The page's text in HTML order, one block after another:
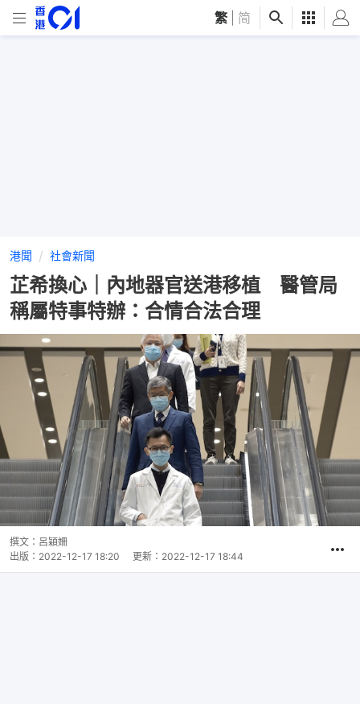
繁 简
港聞 社會新聞
芷希換心｜內地器官送港移植 醫管局
稱屬特事特辦：合情合法合理
撰文： 呂穎姍
出版： 2022-12-17 18:20 更新： 2022-12-17 18:44